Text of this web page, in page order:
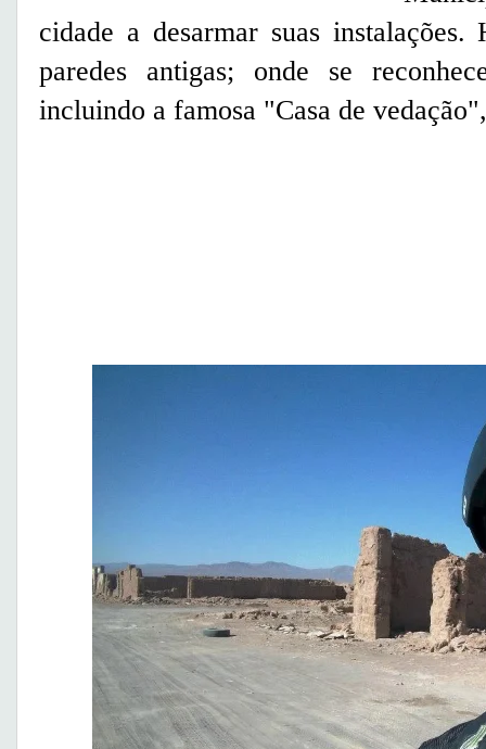
cidade a desarmar suas instalações.
paredes antigas; onde se
incluindo a famosa "Casa de